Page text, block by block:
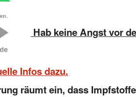
Hab keine Angst vor
Infos dazu.
räumt ein, dass